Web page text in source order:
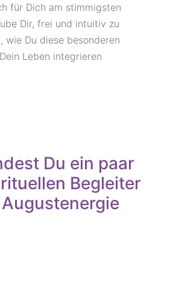
für Dich am stimmigsten
Dir, frei und intuitiv zu
wie Du diese besonderen
Leben integrieren
Du ein paar
Begleiter